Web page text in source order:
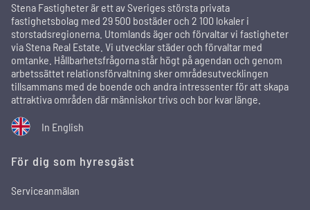
Stena Fastigheter är ett av Sveriges största privata
fastighetsbolag med 29 500 bostäder och 2 100 lokaler i
storstadsregionerna. Utomlands äger och förvaltar vi fastigheter
via Stena Real Estate. Vi utvecklar städer och förvaltar med
omtanke. Hållbarhetsfrågorna står högt på agendan och genom
arbetssättet relationsförvaltning sker områdesutvecklingen
tillsammans med de boende och andra intressenter för att skapa
attraktiva områden där människor trivs och bor kvar länge.
In English
För dig som hyresgäst
Serviceanmälan